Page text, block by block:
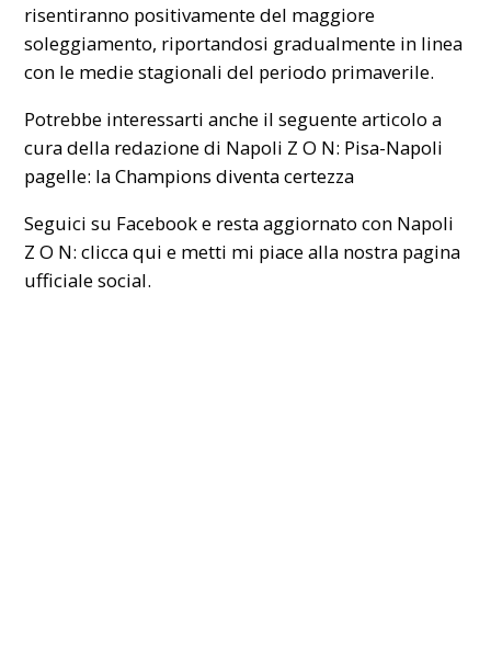
risentiranno positivamente del maggiore
soleggiamento, riportandosi gradualmente in linea
con le medie stagionali del periodo primaverile.
Potrebbe interessarti anche il seguente articolo a
cura della redazione di Napoli Z O N: Pisa-Napoli
pagelle: la Champions diventa certezza
Seguici su Facebook e resta aggiornato con Napoli
Z O N:clicca qui e metti mi piace alla nostra pagina
ufficiale social.